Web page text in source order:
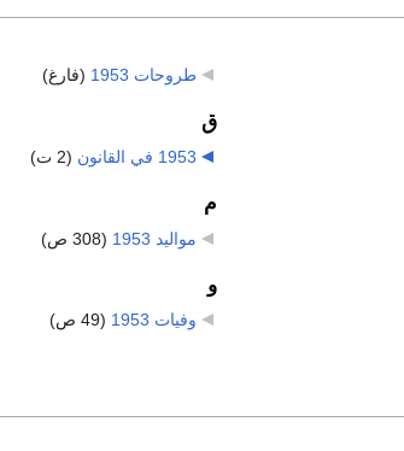
طروحات 1953 (فارغ)
ق
1953 في القانون (2 ت)
م
مواليد 1953 (308 ص)
و
وفيات 1953 (49 ص)